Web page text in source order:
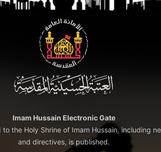
Imam Hussain Electronic Gate
to the Holy Shrine of Imam Hussain, including
and directives, is published.